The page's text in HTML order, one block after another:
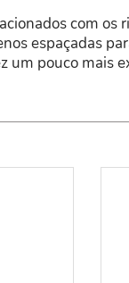
com os
espaçadas
um pouco mais